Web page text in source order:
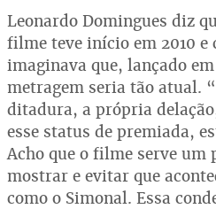
Leonardo Domingues diz
filme teve início em 2010 e
imaginava que, lançado
metragem seria tão atual.
ditadura, a própria
esse status de premiada,
Acho que o filme serve um
mostrar e evitar que
como o Simonal. Essa